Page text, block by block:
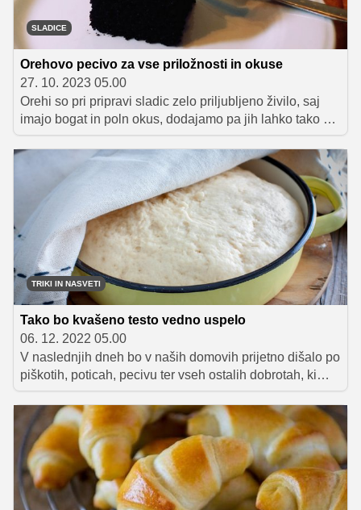
SLADICE
Orehovo pecivo za vse priložnosti in okuse
27. 10. 2023 05.00
Orehi so pri pripravi sladic zelo priljubljeno živilo, saj
imajo bogat in poln okus, dodajamo pa jih lahko tako v
biskvit kot tudi v kremo. Za vse, ki prisegate na dobro
domače orehovo pecivo, smo pripravili seznam naših
najljubših receptov. Od hitrega orehovega peciva na
lončke z maskarponejevo kremo do rahlih in mehkih
kvašenih orehovih polžkov. Za vsak okus in priložnost
se najde nekaj dobrega, zato hitro preletite spodnji
seznam in si izberite najljubši recept.
TRIKI IN NASVETI
Tako bo kvašeno testo vedno uspelo
06. 12. 2022 05.00
V naslednjih dneh bo v naših domovih prijetno dišalo po
piškotih, poticah, pecivu ter vseh ostalih dobrotah, ki
pritičejo prazničnemu času. Popolna priložnost torej, da
preizkusimo kakšen nov recept in na zalogo napečemo
vse najljubše dobrote celotne družine. Sliši se kot
popoln načrt, a kot pri vsaki stvari v življenju gre lahko
tudi pri peki hitro kaj narobe. Še posebej občutljivo je
denimo kvašeno testo, pri pripravi katerega je treba
poznati in upoštevati nekaj ključnih zakonitosti. Jih